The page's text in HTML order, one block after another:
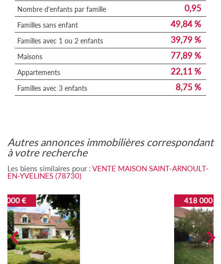
Nombre d'enfants par famille 0,95
Familles sans enfant 49,84 %
Familles avec 1 ou 2 enfants 39,79 %
Maisons 77,89 %
Appartements 22,11 %
Familles avec 3 enfants 8,75 %
autres annonces immobilières correspondant
à votre recherche
Les biens similaires pour : VENTE MAISON SAINT-ARNOULT-
EN-YVELINES (78730)
418 000 €